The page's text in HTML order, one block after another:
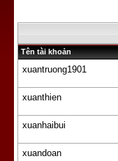
Tên tài khoản
xuantruong1901
xuanthien
xuanhaibui
xuandoan